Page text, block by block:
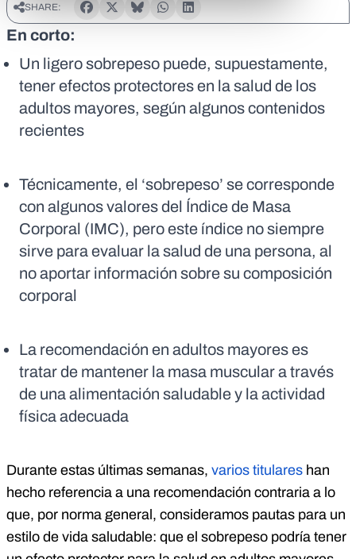
SHARE:
En corto:
Un ligero sobrepeso puede, supuestamente,
tener efectos protectores en la salud de los
adultos mayores, según algunos contenidos
recientes
Técnicamente, el ‘sobrepeso’ se corresponde
con algunos valores del Índice de Masa
Corporal (IMC), pero este índice no siempre
sirve para evaluar la salud de una persona, al
no aportar información sobre su composición
corporal
La recomendación en adultos mayores es
tratar de mantener la masa muscular a través
de una alimentación saludable y la actividad
física adecuada
Durante estas últimas semanas, varios titulares han
hecho referencia a una recomendación contraria a lo
que, por norma general, consideramos pautas para un
estilo de vida saludable: que el sobrepeso podría tener